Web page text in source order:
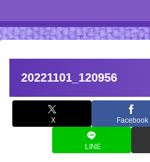
20221101_120956
X Facebook
LINE